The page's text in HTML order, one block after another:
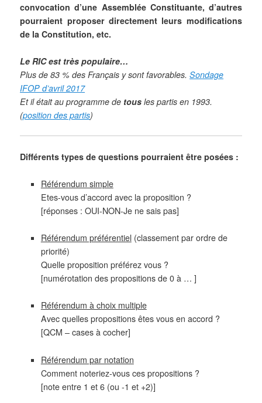
convocation d’une Assemblée Constituante, d’autres
pourraient proposer directement leurs modifications
de la Constitution, etc.
Le RIC est très populaire…
Plus de 83 % des Français y sont favorables.Sondage
IFOP d’avril 2017
Et il était au programme de tous les partis en 1993.
(position des partis)
Différents types de questions pourraient être posées :
Référendum simple
Etes-vous d’accord avec la proposition ?
[réponses : OUI-NON-Je ne sais pas]
Référendum préférentiel(classement par ordre de
priorité)
Quelle proposition préférez vous ?
[numérotation des propositions de 0 à … ]
Référendum à choix multiple
Avec quelles propositions êtes vous en accord ?
[QCM – cases à cocher]
Référendum par notation
Comment noteriez-vous ces propositions ?
[note entre 1 et 6 (ou -1 et +2)]